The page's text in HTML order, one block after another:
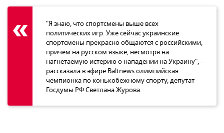
"Я знаю, что спортсмены выше всех
политических игр. Уже сейчас украинские
спортсмены прекрасно общаются с российскими,
причем на русском языке, несмотря на
нагнетаемую истерию о нападении на Украину", –
рассказала в эфире Baltnews олимпийская
чемпионка по конькобежному спорту, депутат
Госдумы РФ Светлана Журова.